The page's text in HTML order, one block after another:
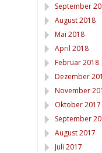
September
August 2018
Mai 2018
April 2018
Februar 2018
Dezember
November
Oktober 2017
September
August 2017
Juli 2017